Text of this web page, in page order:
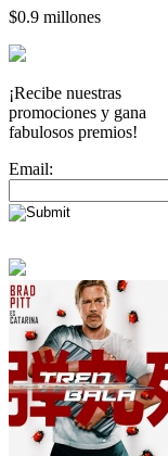
$0.9 millones
¡Recibe nuestras
promociones y gana
fabulosos premios!
Email: